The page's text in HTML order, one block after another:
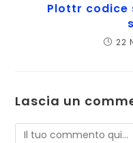
Plottr codice
22
Lascia un